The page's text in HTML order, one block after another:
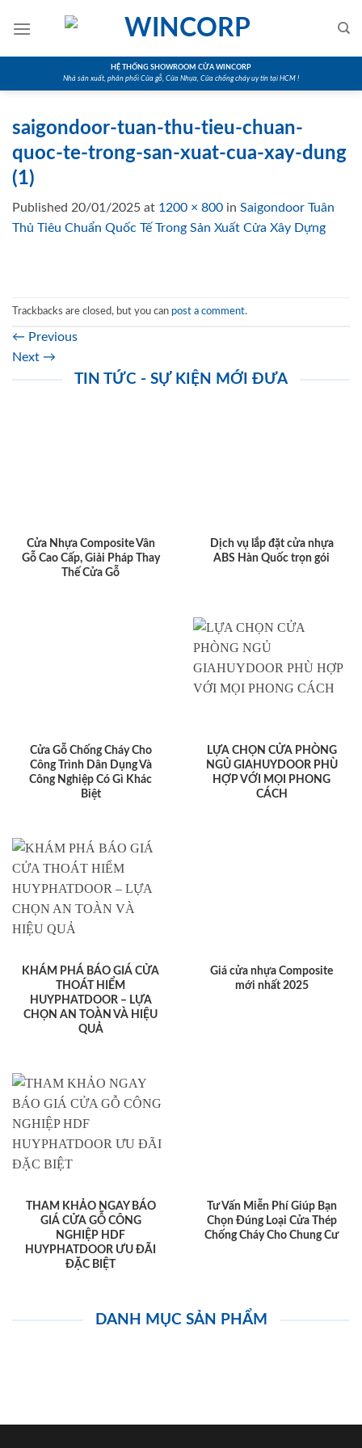
HỆ THỐNG SHOWROOM CỬA WINCORP
Nhà sản xuất, phân phối Cửa gỗ, Cửa Nhựa, Cửa chống cháy uy tín tại HCM !
saigondoor-tuan-thu-tieu-chuan-
quoc-te-trong-san-xuat-cua-xay-dung
(1)
Published 20/01/2025 at 1200 × 800 in Saigondoor Tuân
Thủ Tiêu Chuẩn Quốc Tế Trong Sản Xuất Cửa Xây Dựng
Trackbacks are closed, but you can post a comment.
← Previous
Next →
TIN TỨC - SỰ KIỆN MỚI ĐƯA
Cửa Nhựa Composite Vân
Gỗ Cao Cấp, Giải Pháp Thay
Thế Cửa Gỗ
Dịch vụ lắp đặt cửa nhựa
ABS Hàn Quốc trọn gói
Cửa Gỗ Chống Cháy Cho
Công Trình Dân Dụng Và
Công Nghiệp Có Gì Khác
Biệt
LỰA CHỌN CỬA PHÒNG
NGỦ GIAHUYDOOR PHÙ
HỢP VỚI MỌI PHONG
CÁCH
KHÁM PHÁ BÁO GIÁ CỬA
THOÁT HIỂM
HUYPHATDOOR – LỰA
CHỌN AN TOÀN VÀ HIỆU
QUẢ
Giá cửa nhựa Composite
mới nhất 2025
THAM KHẢO NGAY BÁO
GIÁ CỬA GỖ CÔNG
NGHIỆP HDF
HUYPHATDOOR ƯU ĐÃI
ĐẶC BIỆT
Tư Vấn Miễn Phí Giúp Bạn
Chọn Đúng Loại Cửa Thép
Chống Cháy Cho Chung Cư
DANH MỤC SẢN PHẨM